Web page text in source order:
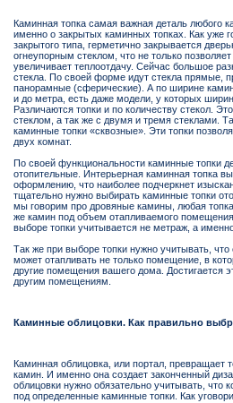
Каминная топка самая важная деталь любого
именно о закрытых каминных топках. Как уже
закрытого типа, герметично закрывается
огнеупорным стеклом, что не только
увеличивает теплоотдачу. Сейчас большое
стекла. По своей форме идут стекла прямые,
панорамные (сферические). А по ширине
и до метра, есть даже модели, у которых
Различаются топки и по количеству стекол.
стеклом, а так же с двумя и тремя стеклами.
каминные топки «сквозные». Эти топки
двух комнат.
По своей функциональности каминные топки
отопительные. Интерьерная каминная топка
оформлению, что наиболее подчеркнет
тщательно нужно выбирать каминные топки
мы говорим про дровяные камины, любая
же камин под объем отапливаемого
выборе топки учитывается не метраж, а
Так же при выборе топки нужно учитывать,
может отапливать не только помещение, в
другие помещения вашего дома. Достигается
другим помещениям.
Каминные облицовки. Как правильно
Каминная облицовка, или портал, превращает
камин. И именно она создает законченный
облицовки нужно обязательно учитывать, что
под определенные каминные топки. Как